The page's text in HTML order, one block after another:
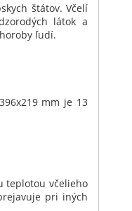
štátov. Včelí
látok a
ľudí.
mm je 13
teplotou včelieho
pri iných